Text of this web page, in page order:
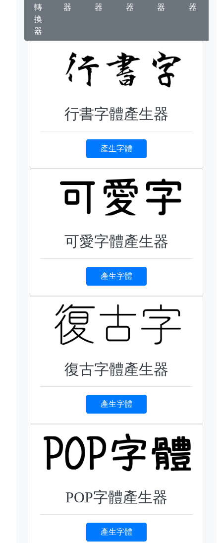
轉
換
器
器
器
器
器
器
行書字體產生器
產生字體
可愛字體產生器
產生字體
復古字體產生器
產生字體
POP字體產生器
產生字體